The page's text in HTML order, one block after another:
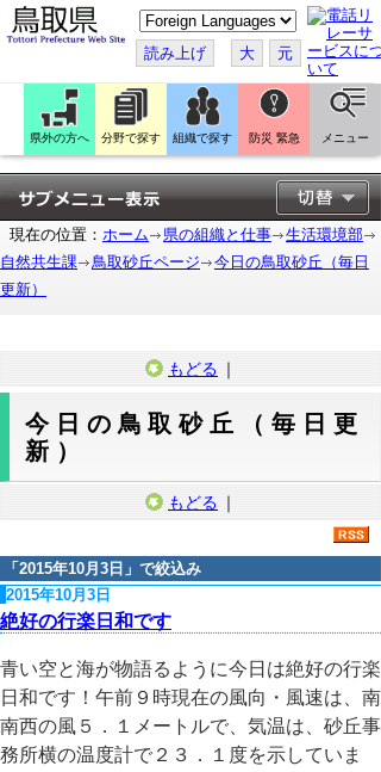
こ
の
ペ
ー
ジ
翻
訳
す
る
読み上げ 大 元
県外の方へ 分野で探す 組織で探す 防災 緊急 メニュー
現在の位置： ホーム 県の組織と仕事
生活環境部
自然共生課
鳥取砂丘ページ
今日の鳥取砂丘（毎日
更新）
もどる ｜
今日の鳥取砂丘（毎日更
新）
もどる ｜
「 2015年10月3日 」で絞込み
2015年10月3日
絶好の行楽日和です
青い空と海が物語るように今日は絶好の行楽
日和です！午前９時現在の風向・風速は、南
南西の風５．１メートルで、気温は、砂丘事
務所横の温度計で２３．１度を示していま